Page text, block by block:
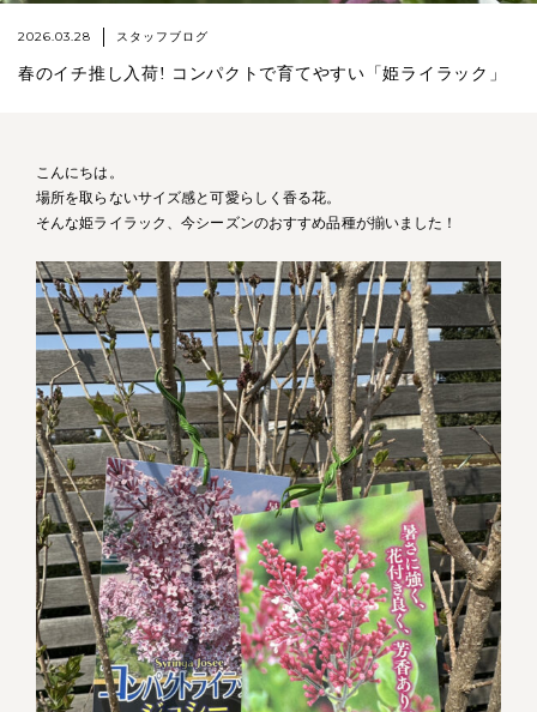
2026.03.28 スタッフブログ
春のイチ推し入荷! コンパクトで育てやすい「姫ライラック」
こんにちは。
場所を取らないサイズ感と可愛らしく香る花。
そんな姫ライラック、今シーズンのおすすめ品種が揃いました！